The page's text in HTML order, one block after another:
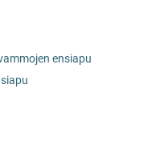
ensiapu